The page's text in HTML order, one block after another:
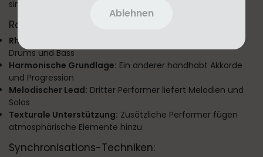
Ablehnen
simultan verwenden:
Rollen-Zuweisungs-Strategien:
Rhythmus-Sektion:
Drums und Bass
Harmonische Grundlage: Ein anderer handhabt Akkorde
und Progression
Melodischer Lead: Dritter Performer liefert Melodien und
Solos
Texturale Unterstützung: Zusätzliche Performer fügen
atmosphärische Elemente hinzu
Synchronisations-Techniken: